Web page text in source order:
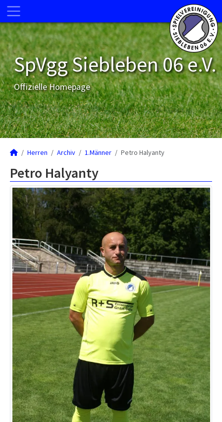
SpVgg Siebleben 06 e.V.
Offizielle Homepage
Herren Archiv 1.Männer Petro Halyanty
Petro Halyanty